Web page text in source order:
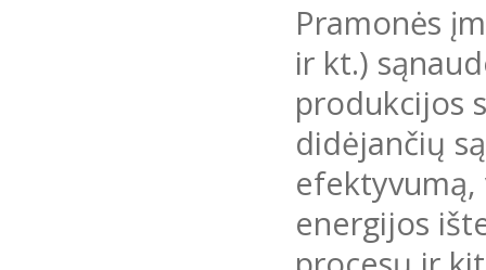
Pramonės
ir kt.)
produkcijos
didėjančių
energijos